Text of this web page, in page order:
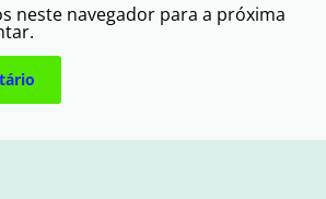
neste navegador para a próxima